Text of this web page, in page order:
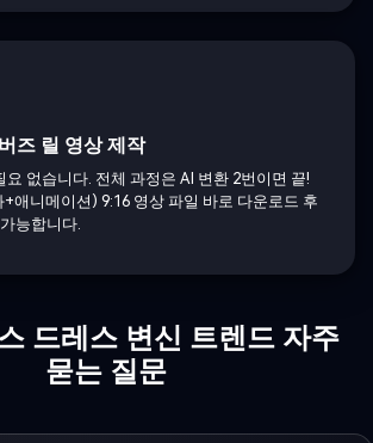
즈 릴 영상 제작
요 없습니다. 전체 과정은 AI 변환 2번이면 끝!
애니메이션) 9:16 영상 파일 바로 다운로드 후
능합니다.
드레스 변신 트렌드 자주
묻는 질문